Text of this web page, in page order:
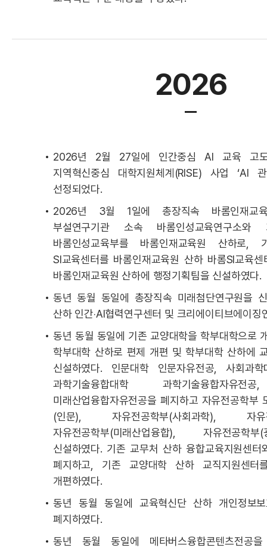
2026
2026년 2월 27일에 인간중심 AI 교육 고
지역혁신중심 대학지원체계(RISE) 사업 ‘AI
선정되었다.
2026년 3월 1일에 총장직속 바롬인재교
부설연구기관 소속 바롬인성교육연구소
바롬인성교육부를 바롬인재교육원 산하로,
SI교육센터를 바롬인재교육원 산하 바롬SI교육
바롬인재교육원 산하에 행정기획팀을 신설하였다.
동년 동월 동일에 총장직속 미래첨단연구원을
산하 인간‧AI협력연구센터 및 크리에이티브에이징
동년 동월 동일에 기존 교양대학을 학부대학으로
학부대학 산하로 편제 개편 및 학부대학 산하에
신설하였다. 인문대학 인문자유전공, 사회과학
과학기술융합대학 과학기술융합자유전
미래산업융합자유전공을 폐지하고 자유전공학부
(인문), 자유전공학부(사회과학), 자유전
자유전공학부(미래산업융합), 자유전공학
신설하였다. 기존 교무처 산하 융합교육지원센터
폐지하고, 기존 교양대학 산하 교직지원센
개편하였다.
동년 동월 동일에 교육혁신단 산하 개인정보보
폐지하였다.
동년 동월 동일에 메타버스융합콘텐츠전공을